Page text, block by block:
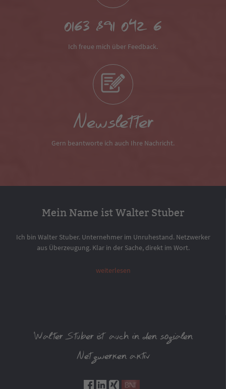
0163 891 042 6
Ich freue mich über Feedback.
Newsletter
Gern beantworte ich auch Ihre Nachricht.
Mein Name ist Walter Stuber
Ich bin Walter Stuber. Unternehmer im Unruhestand. Netzwerker
aus Überzeugung. Klar in der Sache, direkt im Wort.
weiterlesen
Walter Stuber ist auch in den sozialen
Netzwerken aktiv